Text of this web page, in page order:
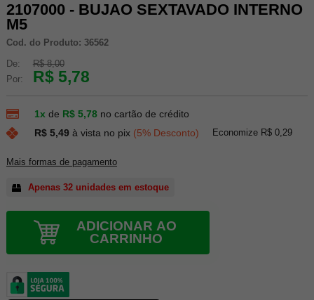
2107000 - BUJAO SEXTAVADO INTERNO
M5
Cod. do Produto: 36562
De:
R$ 8,00
Por:
R$ 5,78
1x de R$ 5,78 no cartão de crédito
R$ 5,49 à vista no pix (5% Desconto) Economize R$ 0,29
Mais formas de pagamento
Apenas 32 unidades em estoque
ADICIONAR AO
CARRINHO